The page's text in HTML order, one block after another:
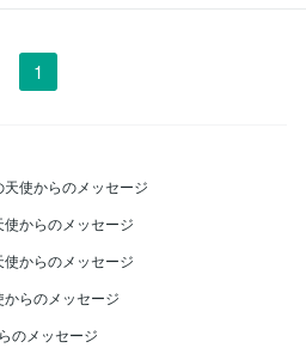
1
天使からのメッセージ
使からのメッセージ
使からのメッセージ
からのメッセージ
のメッセージ